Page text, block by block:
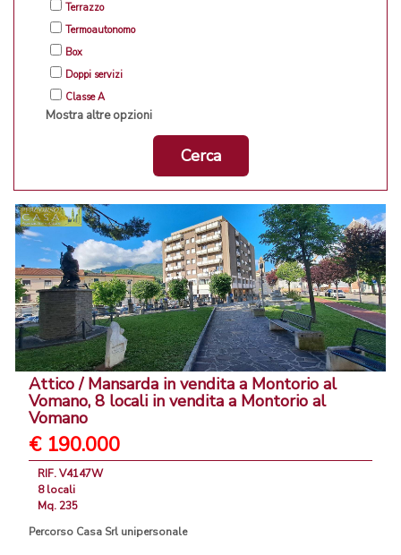
Terrazzo
Termoautonomo
Box
Doppi servizi
Classe A
Mostra altre opzioni
Cerca
Attico / Mansarda in vendita a Montorio al
Vomano, 8 locali in vendita a Montorio al
Vomano
€ 190.000
RIF. V4147W
8 locali
Mq. 235
Percorso Casa Srl unipersonale